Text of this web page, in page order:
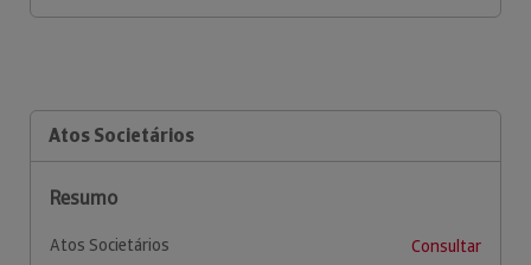
Atos Societários
Resumo
Atos Societários
Consultar